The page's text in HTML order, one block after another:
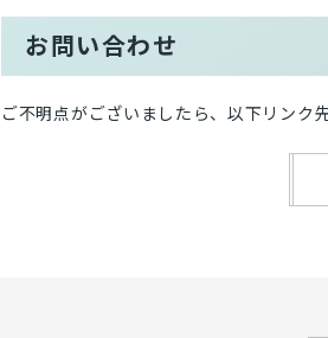
お問い合わせ
ご不明点がございましたら、以下リンク